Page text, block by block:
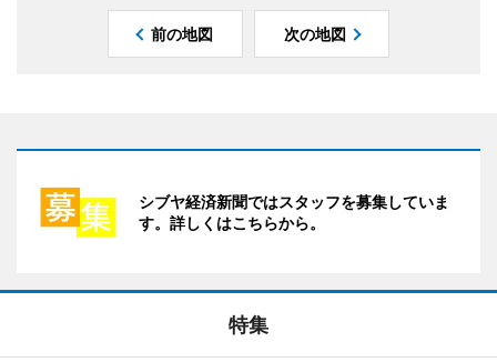
前の地図 次の地図
シブヤ経済新聞ではスタッフを募集していま
す。詳しくはこちらから。
特集